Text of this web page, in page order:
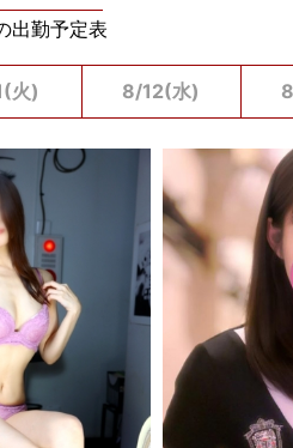
出勤予定表
火) 8/12(水)